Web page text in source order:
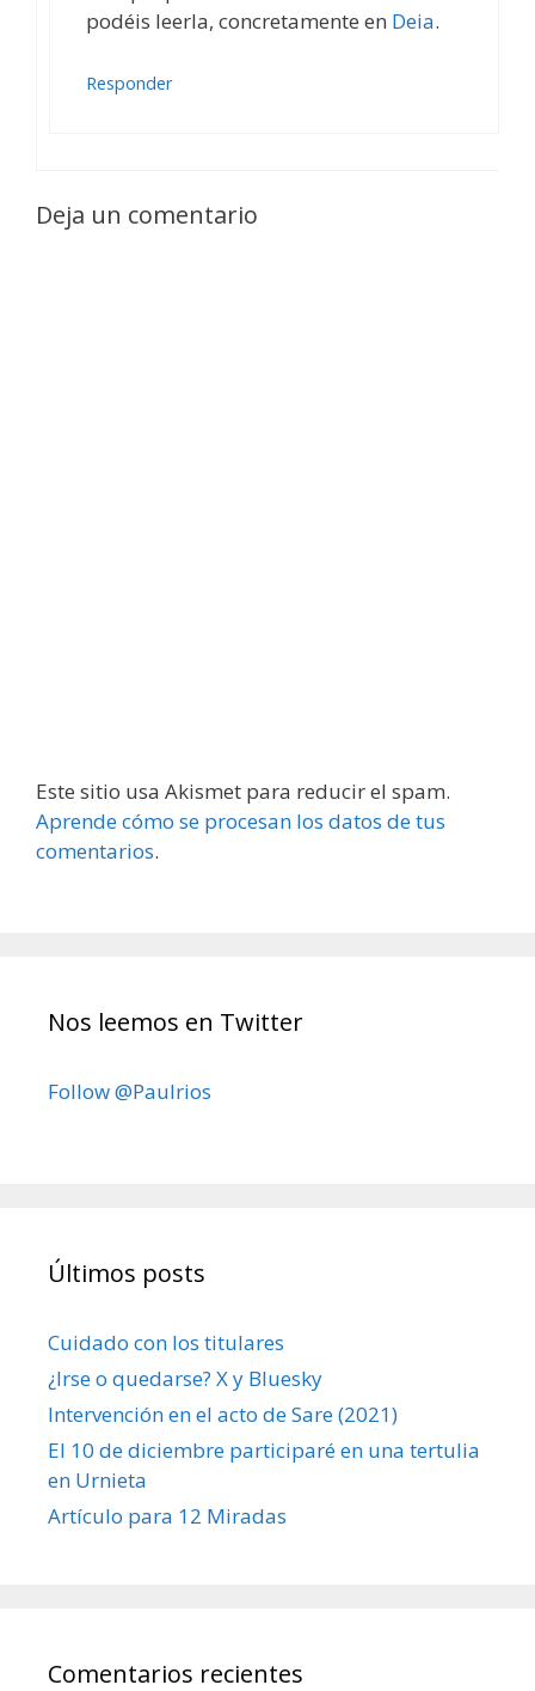
podéis leerla, concretamente en Deia.
Responder
Deja un comentario
Este sitio usa Akismet para reducir el spam.
Aprende cómo se procesan los datos de tus
comentarios.
Nos leemos en Twitter
Follow @Paulrios
Últimos posts
Cuidado con los titulares
¿Irse o quedarse? X y Bluesky
Intervención en el acto de Sare (2021)
El 10 de diciembre participaré en una tertulia
en Urnieta
Artículo para 12 Miradas
Comentarios recientes